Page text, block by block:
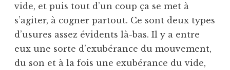
vide, et puis tout d’un coup ça se met à
s’agiter, à cogner partout. Ce sont deux types
d’usures assez évidents là-bas. Il y a entre
eux une sorte d’exubérance du mouvement,
du son et à la fois une exubérance du vide,